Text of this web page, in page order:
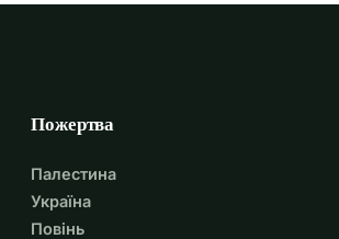
Пожертва
Палестина
Україна
Повінь